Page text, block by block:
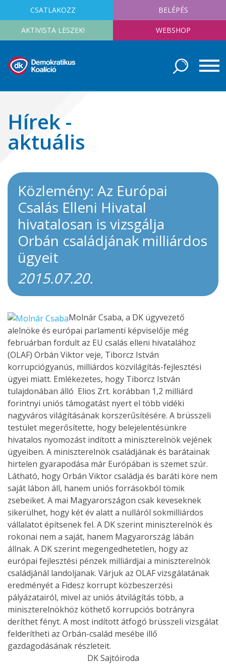
CSATLAKOZZ BELÉPÉS
AKTIVISTA LESZEK! WEBSHOP
Hírek -
aktuális
Közlemény: Az Európai
Csalás Elleni Hivatal
hivatalosan is vizsgálja
Orbán családjának milliárdos
ügyeit
2015.07.20.
Molnár Csaba, a DK ügyvezető
alelnöke és európai parlamenti képviselője még
februárban fordult az EU csalás elleni hivatalához
(OLAF) Orbán Viktor veje, Tiborcz István
korrupciógyanús, milliárdos közvilágítás-fejlesztési
ügyei miatt. Emlékezetes, hogy Tiborcz István
tulajdonában álló Elios Zrt. korábban 1,2 milliárd
forintnyi uniós támogatást nyert el több vidéki
nagyváros világításának korszerűsítésére. A brüsszeli
testület megerősítette, hogy belejelentésünkre
hivatalos nyomozást indított a miniszterelnök vejének
ügyeiben. A miniszterelnök családjának és barátainak
hirtelen gyarapodása már Európában is szemet szúr.
Látható, hogy Orbán Viktor családja és baráti köre nem
saját lábon áll, hanem uniós forrásokból tömik
zsebeiket. A mai Magyarországon csak keveseknek
sikerülhet, hogy két év alatt a nulláról sokmilliárdos
vállalatot építsenek fel. A DK szerint miniszterelnök és
rokonai nem a saját, hanem Magyarország lábán
állnak. A DK szerint megengedhetetlen, hogy az
európai fejlesztési pénzek milliárdjai a miniszterelnök
családjánál landoljanak. Várjuk az OLAF vizsgálatának
eredményét a Fidesz korrupt közbeszerzési
pályázatairól, mivel az uniós átvilágítás több, a
miniszterelnökhöz köthető korrupciós botrányra
deríthet fényt. A most indított átfogó brüsszeli vizsgálat
felderítheti az Orbán-család mesébe illő
gazdagodásának részleteit.
DK Sajtóiroda